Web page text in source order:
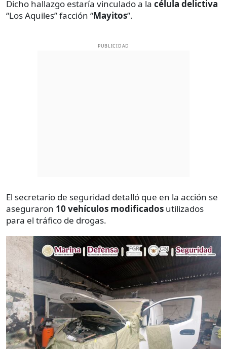
Dicho hallazgo estaría vinculado a la célula delictiva
“Los Aquiles” facción “Mayitos”.
PUBLICIDAD
El secretario de seguridad detalló que en la acción se
aseguraron 10 vehículos modificados utilizados
para el tráfico de drogas.